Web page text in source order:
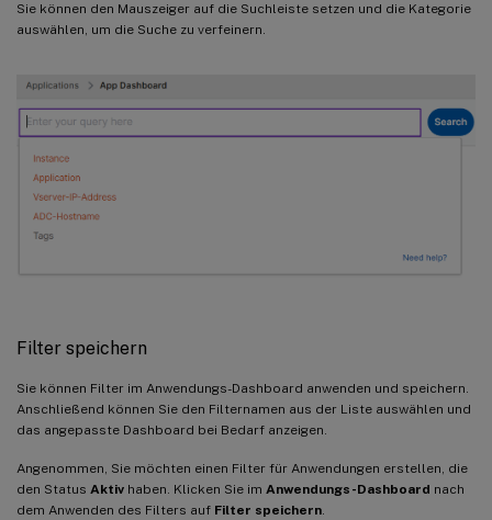
Sie können den Mauszeiger auf die Suchleiste setzen und die Kategorie
auswählen, um die Suche zu verfeinern.
Filter speichern
Sie können Filter im Anwendungs-Dashboard anwenden und speichern.
Anschließend können Sie den Filternamen aus der Liste auswählen und
das angepasste Dashboard bei Bedarf anzeigen.
Angenommen, Sie möchten einen Filter für Anwendungen erstellen, die
den Status Aktiv haben. Klicken Sie im Anwendungs-Dashboard nach
dem Anwenden des Filters auf Filter speichern.